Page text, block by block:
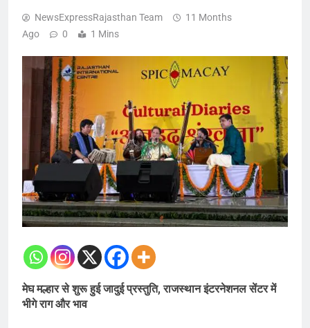
NewsExpressRajasthan Team
11 Months
Ago
0 1 Mins
मेघ मल्हार से शुरू हुई जादुई प्रस्तुति, राजस्थान इंटरनेशनल सेंटर में
भीगे राग और भाव